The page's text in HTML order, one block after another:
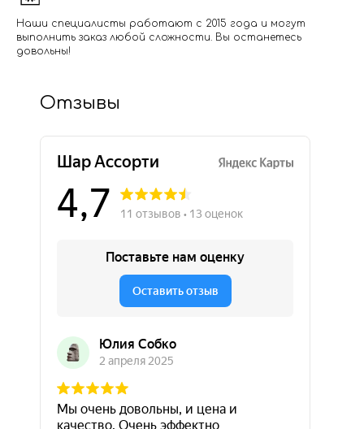
Наши специалисты работают с 2015 года и могут
выполнить заказ любой сложности. Вы останетесь
довольны!
Отзывы